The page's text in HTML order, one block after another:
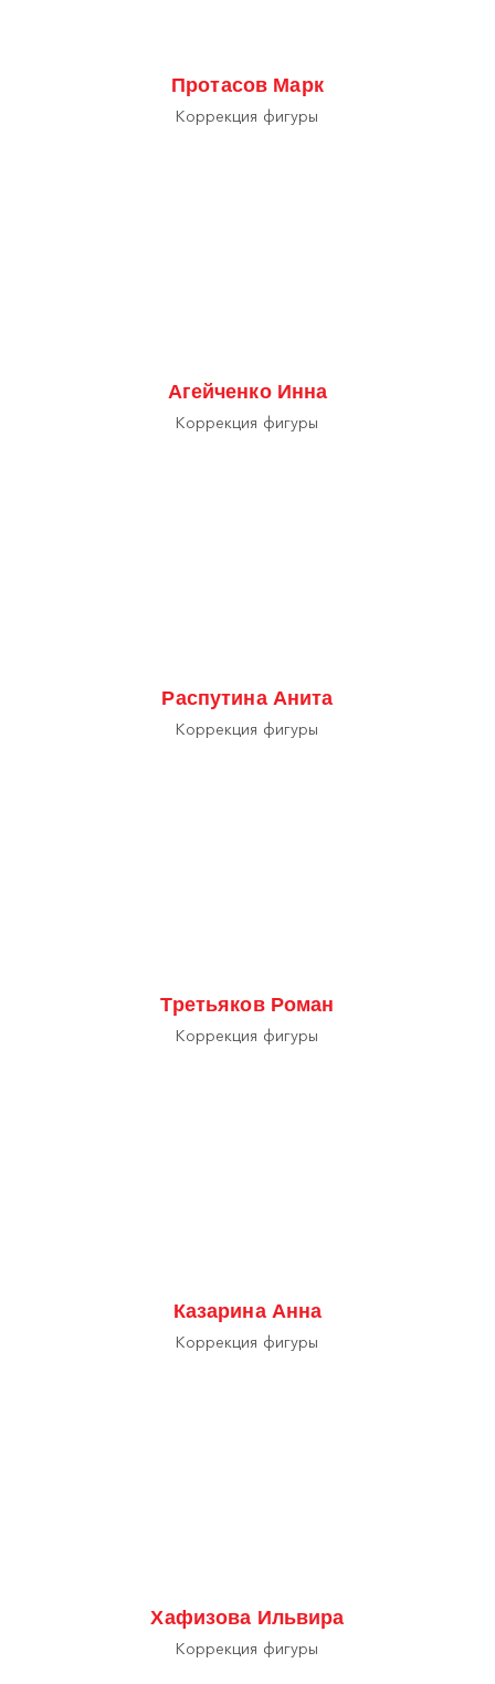
Протасов Марк
Коррекция фигуры
Агейченко Инна
Коррекция фигуры
Распутина Анита
Коррекция фигуры
Третьяков Роман
Коррекция фигуры
Казарина Анна
Коррекция фигуры
Хафизова Ильвира
Коррекция фигуры